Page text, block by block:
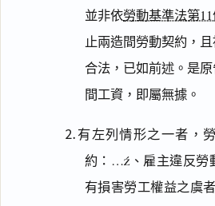
並非依勞動基準法第
止兩造間勞動契約，
合法，已如前述。是
間工資，即屬無據。
⒉有左列情形之一者，
約：…、雇主違反勞
有損害勞工權益之虞